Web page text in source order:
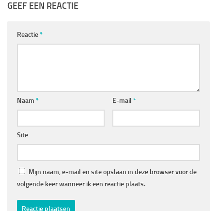
GEEF EEN REACTIE
Reactie*
Naam * E-mail *
Site
Mijn naam, e-mail en site opslaan in deze browser voor de
volgende keer wanneer ik een reactie plaats.